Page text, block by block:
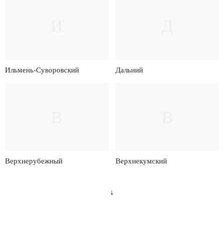
Ильмень-Суворовский Дальний
Верхнерубежный Верхнекумский
↓